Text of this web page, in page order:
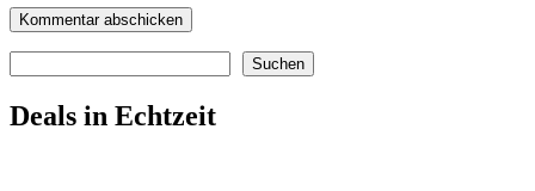
Suchen
Deals in Echtzeit